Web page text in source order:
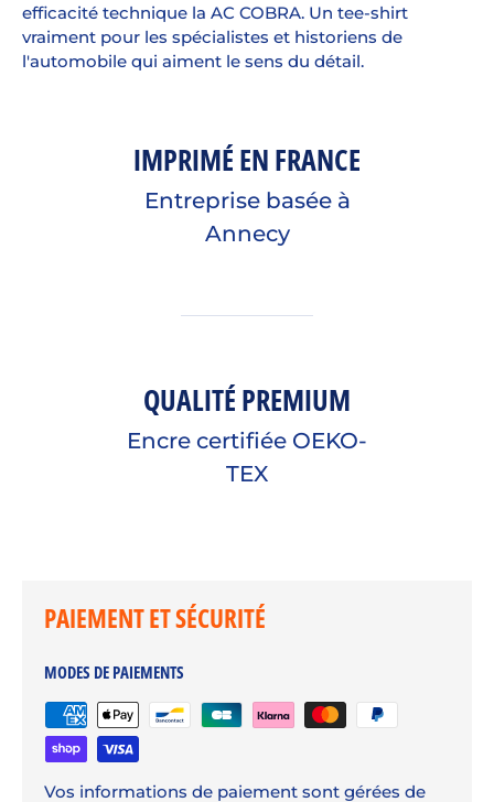
efficacité technique la AC COBRA. Un tee-shirt
vraiment pour les spécialistes et historiens de
l'automobile qui aiment le sens du détail.
IMPRIMÉ EN FRANCE
Entreprise basée à
Annecy
QUALITÉ PREMIUM
Encre certifiée OEKO-
TEX
PAIEMENT ET SÉCURITÉ
MODES DE PAIEMENTS
Vos informations de paiement sont gérées de